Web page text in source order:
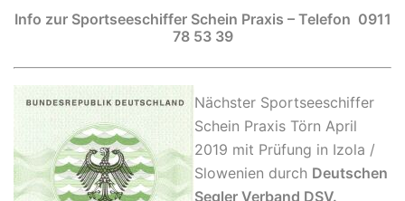
Info zur Sportseeschiffer Schein Praxis – Telefon 0911
78 53 39
Nächster Sportseeschiffer
Schein Praxis Törn April
2019 mit Prüfung in Izola /
Slowenien durch Deutschen
Segler Verband DSV.